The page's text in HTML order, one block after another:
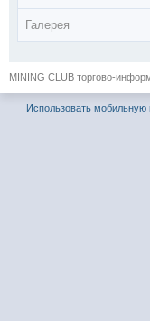
Галерея
MINING CLUB торгово-
Использовать мобильную